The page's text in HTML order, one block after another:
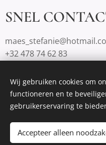
Toevoegen
SNEL
+32 478 74 62 83
Mogelijk gemaakt
Wij gebruiken cookies om
functioneren en te
gebruikerservaring te
Accepteer alleen